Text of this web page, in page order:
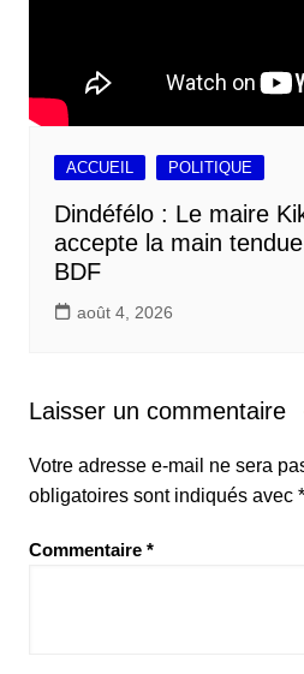
ACCUEIL POLITIQUE
Dindéfélo : Le maire
accepte la main
BDF
août 4, 2026
Laisser un commentaire
Votre adresse e-mail ne sera
obligatoires sont indiqués avec *
Commentaire *